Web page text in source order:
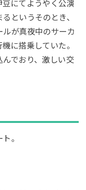
にてようやく公演
というそのとき、
が真夜中のサーカ
に搭乗していた。
んでおり、激しい交
。